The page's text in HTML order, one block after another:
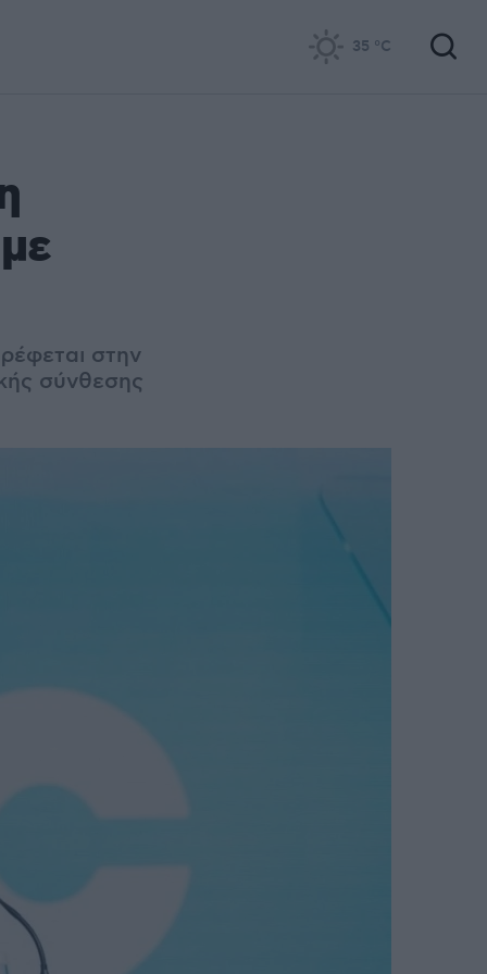
35 °C
στην
σύνθεσης